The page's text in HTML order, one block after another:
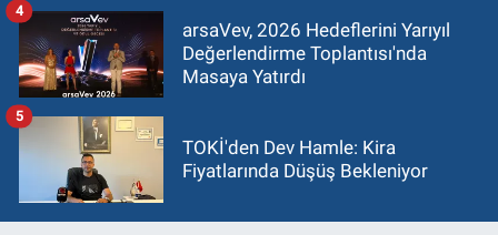
arsaVev, 2026 Hedeflerini Yarıyıl
Değerlendirme Toplantısı'nda
Masaya Yatırdı
4
TOKİ'den Dev Hamle: Kira
Fiyatlarında Düşüş Bekleniyor
5